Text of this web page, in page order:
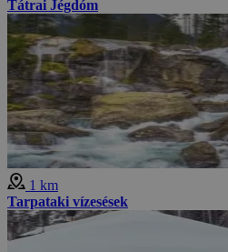
Tátrai Jégdóm
1 km
Tarpataki vízesések